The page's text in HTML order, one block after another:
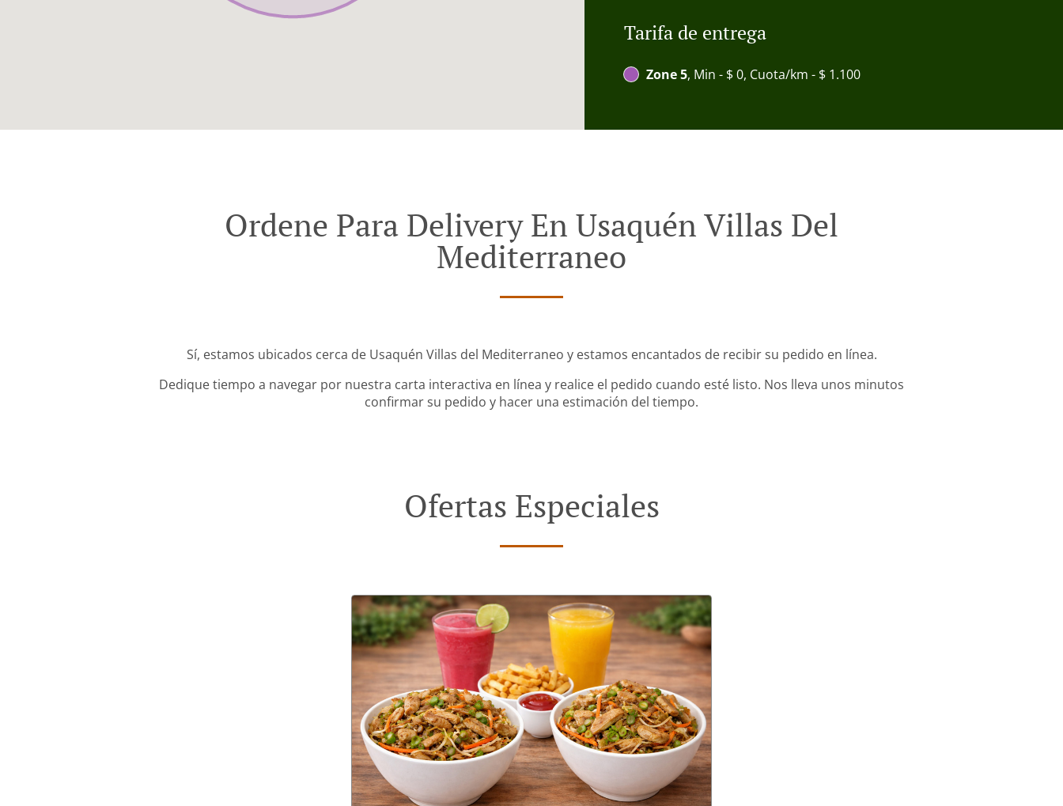
Tarifa de entrega
Zone 5, Min - $ 0, Cuota/km - $ 1.100
Ordene Para Delivery En Usaquén Villas Del
Mediterraneo
Sí, estamos ubicados cerca de Usaquén Villas del Mediterraneo y estamos encantados de recibir su pedido en línea.
Dedique tiempo a navegar por nuestra carta interactiva en línea y realice el pedido cuando esté listo. Nos lleva unos minutos
confirmar su pedido y hacer una estimación del tiempo.
Ofertas Especiales